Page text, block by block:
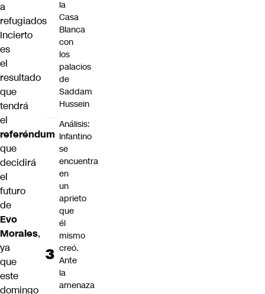
a
refugiados
Incierto
es
el
resultado
que
tendrá
el
referéndum
que
decidirá
el
futuro
de
Evo
Morales,
ya
que
este
domingo
la
Casa
Blanca
con
los
palacios
de
Saddam
Hussein
Análisis:
Infantino
se
encuentra
en
un
aprieto
que
él
mismo
creó.
Ante
la
amenaza